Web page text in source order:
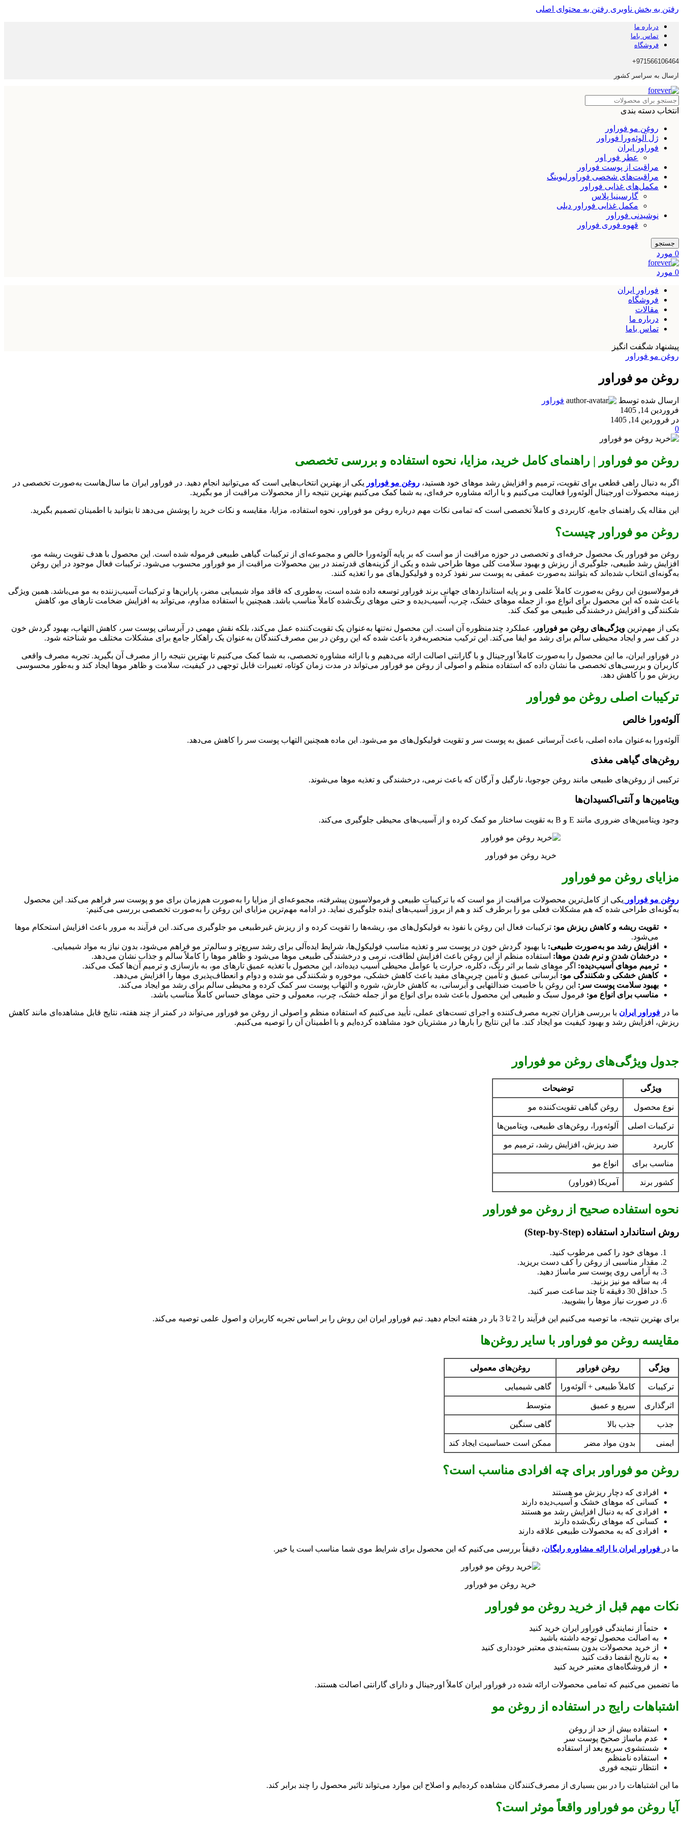
رفتن به بخش ناوبری رفتن به محتوای اصلی
درباره ما
تماس باما
فروشگاه
971566106464+
ارسال به سراسر کشور
انتخاب دسته بندی
روغن مو فوراور
ژل آلوئه‌ورا فوراور
فوراور ایران
عطر فور اور
مراقبت از پوست فوراور
مراقبت‌های شخصی فوراورلیوینگ
مکمل‌های غذایی فوراور
گارسینیا پلاس
مکمل غذایی فوراور دیلی
نوشیدنی فوراور
قهوه فوری فوراور
جستجو
0 مورد
0 مورد
فوراور ایران
فروشگاه
مقالات
درباره ما
تماس باما
پیشنهاد شگفت انگیز
روغن مو فوراور
روغن مو فوراور
ارسال شده توسط
فوراور
فروردین 14, 1405
در فروردین 14, 1405
0
روغن مو فوراور | راهنمای کامل خرید، مزایا، نحوه استفاده و بررسی تخصصی
اگر به دنبال راهی قطعی برای تقویت، ترمیم و افزایش رشد موهای خود هستید، روغن مو فوراور یکی از بهترین انتخاب‌هایی است که می‌توانید انجام دهید. در فوراور ایران ما سال‌هاست به‌صورت تخصصی در
زمینه محصولات اورجینال آلوئه‌ورا فعالیت می‌کنیم و با ارائه مشاوره حرفه‌ای، به شما کمک می‌کنیم بهترین نتیجه را از محصولات مراقبت از مو بگیرید.
این مقاله یک راهنمای جامع، کاربردی و کاملاً تخصصی است که تمامی نکات مهم درباره روغن مو فوراور، نحوه استفاده، مزایا، مقایسه و نکات خرید را پوشش می‌دهد تا بتوانید با اطمینان تصمیم بگیرید.
روغن مو فوراور چیست؟
روغن مو فوراور یک محصول حرفه‌ای و تخصصی در حوزه مراقبت از مو است که بر پایه آلوئه‌ورا خالص و مجموعه‌ای از ترکیبات گیاهی طبیعی فرموله شده است. این محصول با هدف تقویت ریشه مو،
افزایش رشد طبیعی، جلوگیری از ریزش و بهبود سلامت کلی موها طراحی شده و یکی از گزینه‌های قدرتمند در بین محصولات مراقبت از مو فوراور محسوب می‌شود. ترکیبات فعال موجود در این روغن
به‌گونه‌ای انتخاب شده‌اند که بتوانند به‌صورت عمقی به پوست سر نفوذ کرده و فولیکول‌های مو را تغذیه کنند.
فرمولاسیون این روغن به‌صورت کاملاً علمی و بر پایه استانداردهای جهانی برند فوراور توسعه داده شده است، به‌طوری که فاقد مواد شیمیایی مضر، پارابن‌ها و ترکیبات آسیب‌زننده به مو می‌باشد. همین ویژگی
باعث شده که این محصول برای انواع مو، از جمله موهای خشک، چرب، آسیب‌دیده و حتی موهای رنگ‌شده کاملاً مناسب باشد. همچنین با استفاده مداوم، می‌تواند به افزایش ضخامت تارهای مو، کاهش
شکنندگی و افزایش درخشندگی طبیعی مو کمک کند.
یکی از مهم‌ترین ویژگی‌های روغن مو فوراور ، عملکرد چندمنظوره آن است. این محصول نه‌تنها به‌عنوان یک تقویت‌کننده عمل می‌کند، بلکه نقش مهمی در آبرسانی پوست سر، کاهش التهاب، بهبود گردش خون
در کف سر و ایجاد محیطی سالم برای رشد مو ایفا می‌کند. این ترکیب منحصربه‌فرد باعث شده که این روغن در بین مصرف‌کنندگان به‌عنوان یک راهکار جامع برای مشکلات مختلف مو شناخته شود.
در فوراور ایران، ما این محصول را به‌صورت کاملاً اورجینال و با گارانتی اصالت ارائه می‌دهیم و با ارائه مشاوره تخصصی، به شما کمک می‌کنیم تا بهترین نتیجه را از مصرف آن بگیرید. تجربه مصرف واقعی
کاربران و بررسی‌های تخصصی ما نشان داده که استفاده منظم و اصولی از روغن مو فوراور می‌تواند در مدت زمان کوتاه، تغییرات قابل توجهی در کیفیت، سلامت و ظاهر موها ایجاد کند و به‌طور محسوسی
ریزش مو را کاهش دهد.
ترکیبات اصلی روغن مو فوراور
آلوئه‌ورا خالص
آلوئه‌ورا به‌عنوان ماده اصلی، باعث آبرسانی عمیق به پوست سر و تقویت فولیکول‌های مو می‌شود. این ماده همچنین التهاب پوست سر را کاهش می‌دهد.
روغن‌های گیاهی مغذی
ترکیبی از روغن‌های طبیعی مانند روغن جوجوبا، نارگیل و آرگان که باعث نرمی، درخشندگی و تغذیه موها می‌شوند.
ویتامین‌ها و آنتی‌اکسیدان‌ها
وجود ویتامین‌های ضروری مانند E و B به تقویت ساختار مو کمک کرده و از آسیب‌های محیطی جلوگیری می‌کند.
خرید روغن مو فوراور
مزایای روغن مو فوراور
روغن مو فوراور یکی از کامل‌ترین محصولات مراقبت از مو است که با ترکیبات طبیعی و فرمولاسیون پیشرفته، مجموعه‌ای از مزایا را به‌صورت هم‌زمان برای مو و پوست سر فراهم می‌کند. این محصول
به‌گونه‌ای طراحی شده که هم مشکلات فعلی مو را برطرف کند و هم از بروز آسیب‌های آینده جلوگیری نماید. در ادامه مهم‌ترین مزایای این روغن را به‌صورت تخصصی بررسی می‌کنیم:
تقویت ریشه و کاهش ریزش مو: ترکیبات فعال این روغن با نفوذ به فولیکول‌های مو، ریشه‌ها را تقویت کرده و از ریزش غیرطبیعی مو جلوگیری می‌کند. این فرآیند به مرور باعث افزایش استحکام موها
می‌شود.
افزایش رشد مو به‌صورت طبیعی: با بهبود گردش خون در پوست سر و تغذیه مناسب فولیکول‌ها، شرایط ایده‌آلی برای رشد سریع‌تر و سالم‌تر مو فراهم می‌شود، بدون نیاز به مواد شیمیایی.
درخشان شدن و نرم شدن موها: استفاده منظم از این روغن باعث افزایش لطافت، نرمی و درخشندگی طبیعی موها می‌شود و ظاهر موها را کاملاً سالم و جذاب نشان می‌دهد.
ترمیم موهای آسیب‌دیده: اگر موهای شما بر اثر رنگ، دکلره، حرارت یا عوامل محیطی آسیب دیده‌اند، این محصول با تغذیه عمیق تارهای مو، به بازسازی و ترمیم آن‌ها کمک می‌کند.
کاهش خشکی و شکنندگی مو: آبرسانی عمیق و تأمین چربی‌های مفید باعث کاهش خشکی، موخوره و شکنندگی مو شده و دوام و انعطاف‌پذیری موها را افزایش می‌دهد.
بهبود سلامت پوست سر: این روغن با خاصیت ضدالتهابی و آبرسانی، به کاهش خارش، شوره و التهاب پوست سر کمک کرده و محیطی سالم برای رشد مو ایجاد می‌کند.
مناسب برای انواع مو: فرمول سبک و طبیعی این محصول باعث شده برای انواع مو از جمله خشک، چرب، معمولی و حتی موهای حساس کاملاً مناسب باشد.
ما در فوراور ایران با بررسی هزاران تجربه مصرف‌کننده و اجرای تست‌های عملی، تأیید می‌کنیم که استفاده منظم و اصولی از روغن مو فوراور می‌تواند در کمتر از چند هفته، نتایج قابل مشاهده‌ای مانند کاهش
ریزش، افزایش رشد و بهبود کیفیت مو ایجاد کند. ما این نتایج را بارها در مشتریان خود مشاهده کرده‌ایم و با اطمینان آن را توصیه می‌کنیم.
جدول ویژگی‌های روغن مو فوراور
ویژگی توضیحات
نوع محصول روغن گیاهی تقویت‌کننده مو
ترکیبات اصلی آلوئه‌ورا، روغن‌های طبیعی، ویتامین‌ها
کاربرد ضد ریزش، افزایش رشد، ترمیم مو
مناسب برای انواع مو
کشور برند آمریکا (فوراور)
نحوه استفاده صحیح از روغن مو فوراور
روش استاندارد استفاده (Step-by-Step)
موهای خود را کمی مرطوب کنید.
مقدار مناسبی از روغن را کف دست بریزید.
به آرامی روی پوست سر ماساژ دهید.
به ساقه مو نیز بزنید.
حداقل 30 دقیقه تا چند ساعت صبر کنید.
در صورت نیاز موها را بشویید.
برای بهترین نتیجه، ما توصیه می‌کنیم این فرآیند را 2 تا 3 بار در هفته انجام دهید. تیم فوراور ایران این روش را بر اساس تجربه کاربران و اصول علمی توصیه می‌کند.
مقایسه روغن مو فوراور با سایر روغن‌ها
ویژگی روغن فوراور روغن‌های معمولی
ترکیبات کاملاً طبیعی + آلوئه‌ورا گاهی شیمیایی
اثرگذاری سریع و عمیق متوسط
جذب جذب بالا گاهی سنگین
ایمنی بدون مواد مضر ممکن است حساسیت ایجاد کند
روغن مو فوراور برای چه افرادی مناسب است؟
افرادی که دچار ریزش مو هستند
کسانی که موهای خشک و آسیب‌دیده دارند
افرادی که به دنبال افزایش رشد مو هستند
کسانی که موهای رنگ‌شده دارند
افرادی که به محصولات طبیعی علاقه دارند
ما در فوراور ایران با ارائه مشاوره رایگان، دقیقاً بررسی می‌کنیم که این محصول برای شرایط موی شما مناسب است یا خیر.
خرید روغن مو فوراور
نکات مهم قبل از خرید روغن مو فوراور
حتماً از نمایندگی فوراور ایران خرید کنید
به اصالت محصول توجه داشته باشید
از خرید محصولات بدون بسته‌بندی معتبر خودداری کنید
به تاریخ انقضا دقت کنید
از فروشگاه‌های معتبر خرید کنید
ما تضمین می‌کنیم که تمامی محصولات ارائه شده در فوراور ایران کاملاً اورجینال و دارای گارانتی اصالت هستند.
اشتباهات رایج در استفاده از روغن مو
استفاده بیش از حد از روغن
عدم ماساژ صحیح پوست سر
شستشوی سریع بعد از استفاده
استفاده نامنظم
انتظار نتیجه فوری
ما این اشتباهات را در بین بسیاری از مصرف‌کنندگان مشاهده کرده‌ایم و اصلاح این موارد می‌تواند تاثیر محصول را چند برابر کند.
آیا روغن مو فوراور واقعاً موثر است؟